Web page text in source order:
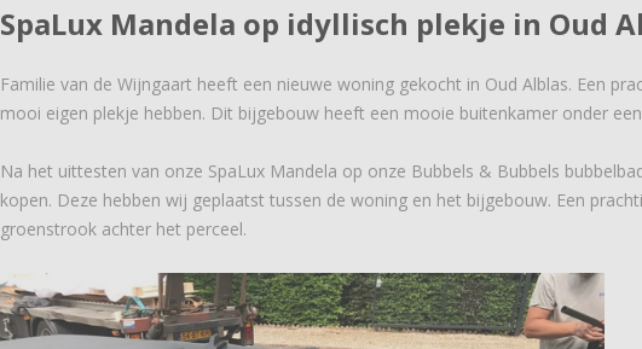
SpaLux Mandela op idyllisch plekje in Oud
Familie van de Wijngaart heeft een nieuwe woning gekocht in Oud Alblas. Een
mooi eigen plekje hebben. Dit bijgebouw heeft een mooie buitenkamer onder
Na het uittesten van onze SpaLux Mandela op onze Bubbels & Bubbels
kopen. Deze hebben wij geplaatst tussen de woning en het bijgebouw. Een
groenstrook achter het perceel.